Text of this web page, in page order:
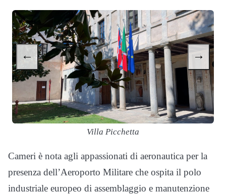
Villa Picchetta
← →
Cameri è nota agli appassionati di aeronautica per la
presenza dell’Aeroporto Militare che ospita il polo
industriale europeo di assemblaggio e manutenzione